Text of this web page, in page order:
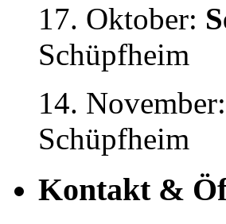
17. Oktober:
Schüpfheim
14. November:
Schüpfheim
Kontakt &